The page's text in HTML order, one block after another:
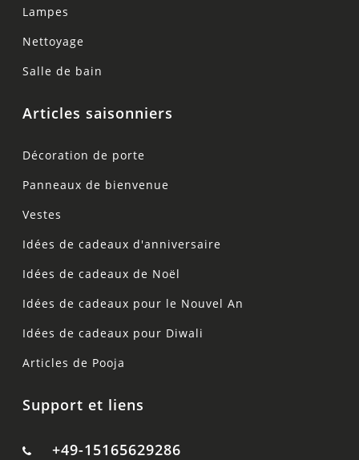
Lampes
Nettoyage
Salle de bain
Articles saisonniers
Décoration de porte
Panneaux de bienvenue
Vestes
Idées de cadeaux d'anniversaire
Idées de cadeaux de Noël
Idées de cadeaux pour le Nouvel An
Idées de cadeaux pour Diwali
Articles de Pooja
Support et liens
+49-15165629286